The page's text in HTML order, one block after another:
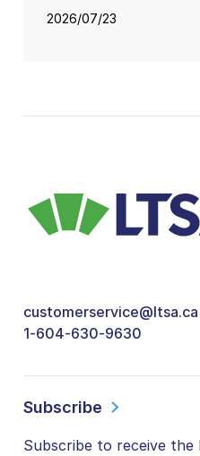
2026/07/23
customerservice@ltsa.ca
1-604-630-9630
Subscribe
Subscribe to receive the